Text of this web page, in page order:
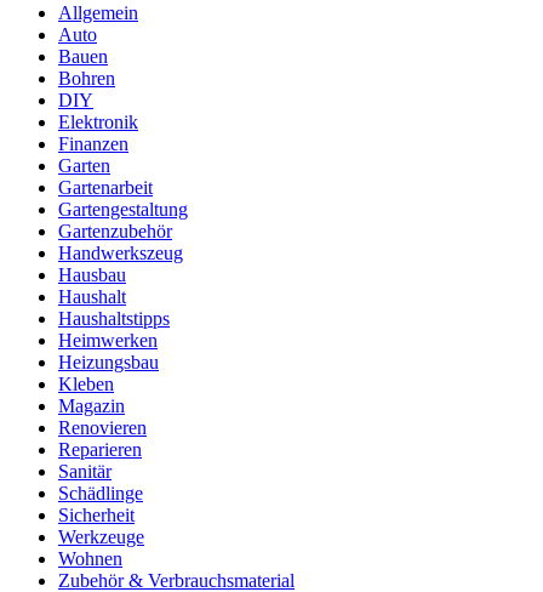
Allgemein
Auto
Bauen
Bohren
DIY
Elektronik
Finanzen
Garten
Gartenarbeit
Gartengestaltung
Gartenzubehör
Handwerkszeug
Hausbau
Haushalt
Haushaltstipps
Heimwerken
Heizungsbau
Kleben
Magazin
Renovieren
Reparieren
Sanitär
Schädlinge
Sicherheit
Werkzeuge
Wohnen
Zubehör & Verbrauchsmaterial